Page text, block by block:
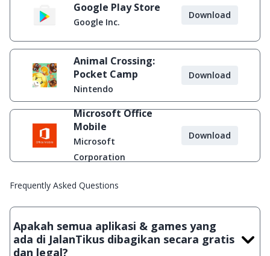
Google Play Store
Google Inc.
Download
Animal Crossing:
Pocket Camp
Nintendo
Download
Microsoft Office
Mobile
Microsoft
Corporation
Download
Frequently Asked Questions
Apakah semua aplikasi & games yang
ada di JalanTikus dibagikan secara gratis
dan legal?